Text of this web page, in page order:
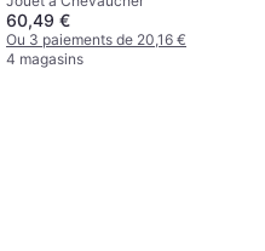
60,49 €
Ou 3 paiements de 20,16 €
4 magasins